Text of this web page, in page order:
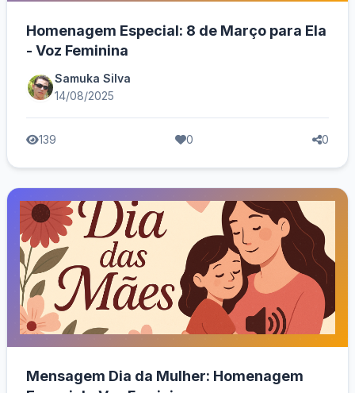
Homenagem Especial: 8 de Março para Ela
- Voz Feminina
Samuka Silva
14/08/2025
139 0 0
Mensagem Dia da Mulher: Homenagem